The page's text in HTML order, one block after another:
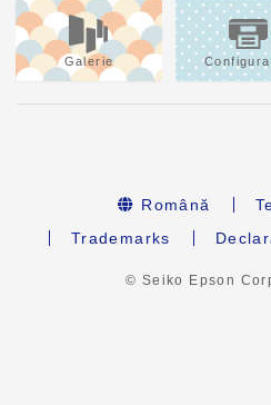
Galerie
Română
Trademarks
© Seiko Epson